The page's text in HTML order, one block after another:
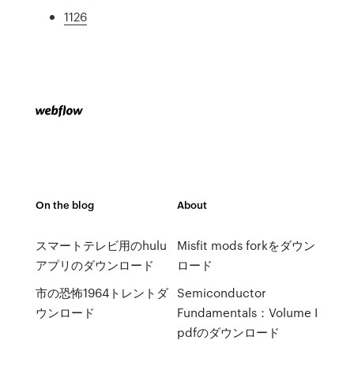
1126
On the blog
スマートテレビ用のhulu
アプリのダウンロード
市の恐怖1964トレントダ
ウンロード
About
Misfit mods forkをダウン
ロード
Semiconductor
Fundamentals：Volume I
pdfのダウンロード